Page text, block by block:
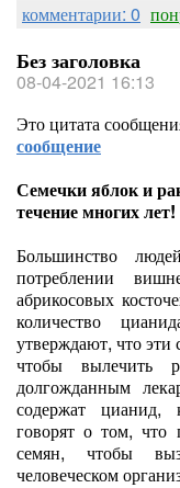
комментарии: 0
Без заголовка
08-04-2021 16:13
Это цитата
сообщение
Семечки яблок и
течение многих лет!
Большинство
потреблении
абрикосовых
количество
утверждают, что эти
чтобы вылечить
долгожданным
содержат цианид,
говорят о том, что
семян, чтобы
человеческом